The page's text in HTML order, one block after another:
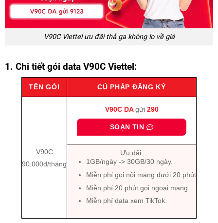
V90C Viettel ưu đãi thả ga không lo về giá
1. Chi tiết gói data V90C Viettel:
TÊN GÓI CÚ PHÁP ĐĂNG KÝ
V90C
90.000đ/tháng
V90C DAgửi290
SOẠN TIN
Ưu đãi:
1GB/ngày -> 30GB/30 ngày.
Miễn phí gọi nội mạng dưới 20 phút
Miễn phí 20 phút gọi ngoại mạng
Miễn phí data xem TikTok.